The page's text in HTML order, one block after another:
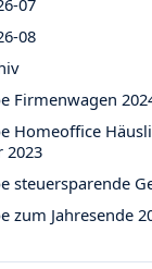
07
08
Firmenwagen
Homeoffice
2023
steuersparende
zum Jahresende